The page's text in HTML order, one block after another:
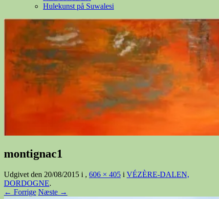
Hulekunst på Suwalesi
montignac1
Udgivet den 20/08/2015 i , 606 × 405 i VÉZÈRE-DALEN,
DORDOGNE.
← Forrige Næste →